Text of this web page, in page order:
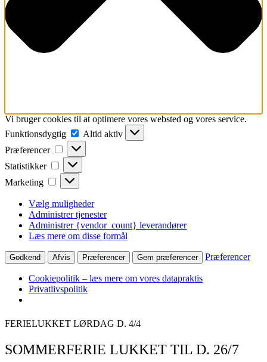
Vi bruger cookies til at optimere vores websted og vores service.
Funktionsdygtig
Funktionsdygtig
Altid aktiv
Præferencer
Præferencer
Statistikker Statistikker
Marketing Marketing
Vælg muligheder
Administrer tjenester
Administrer {vendor_count} leverandører
Læs mere om disse formål
Godkend Afvis Præferencer Gem præferencer Præferencer
Cookiepolitik – læs mere om vores datapraktis
Privatlivspolitik
Videre
til
FERIELUKKET LØRDAG D. 4/4
SOMMERFERIE LUKKET TIL D. 26/7